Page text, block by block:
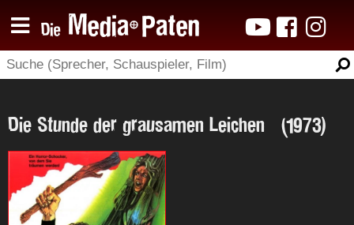
Die Stunde der grausamen Leichen (1973)